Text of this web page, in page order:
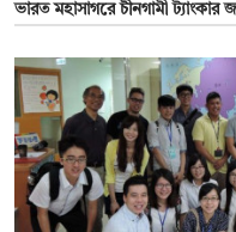
ভারত মহাসাগরে চীনগামী ট্যাংকার